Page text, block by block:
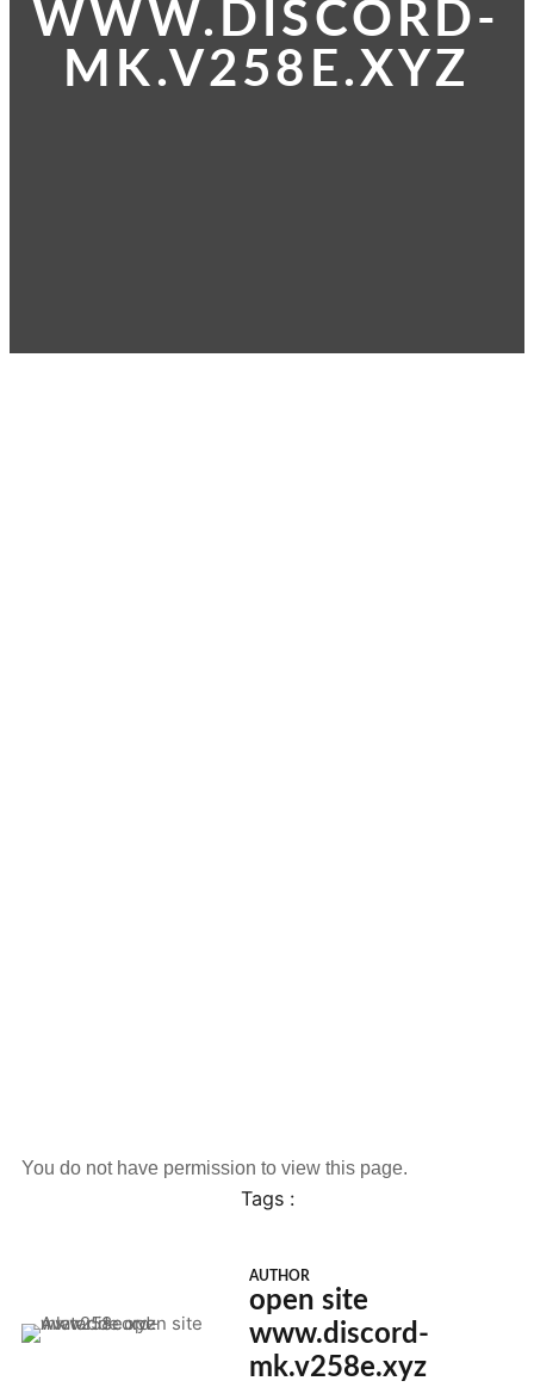
WWW.DISCORD-
MK.V258E.XYZ
You do not have permission to view this page.
Tags :
AUTHOR
open site
www.discord-
mk.v258e.xyz